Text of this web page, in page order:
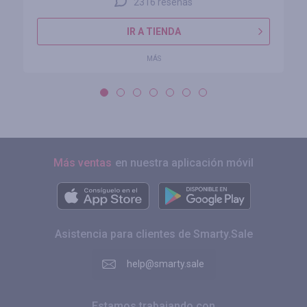
IR A TIENDA
MÁS
Más ventas en nuestra aplicación móvil
Asistencia para clientes de Smarty.Sale
help@smarty.sale